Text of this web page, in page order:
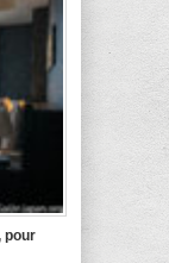
pour